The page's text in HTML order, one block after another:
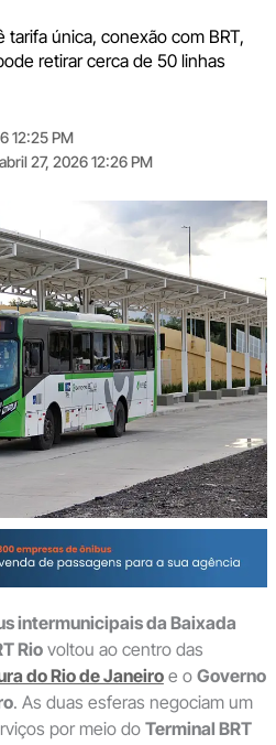
única, conexão com BRT,
retirar cerca de 50 linhas
12:25 PM
abril 27, 2026 12:26 PM
intermunicipais da Baixada
Riovoltou ao centro das
do Rio de Janeiroe o Governo
. As duas esferas negociam um
por meio do Terminal BRT